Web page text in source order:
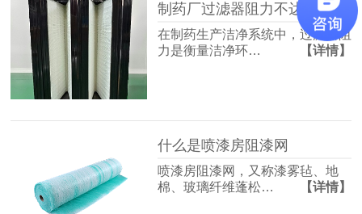
制药厂过滤器阻力不达标？快速排查与整改方案收好！
在制药生产洁净系统中，过滤器阻
力是衡量洁净环…
【详情】
什么是喷漆房阻漆网
喷漆房阻漆网，又称漆雾毡、地
棉、玻璃纤维蓬松…
【详情】